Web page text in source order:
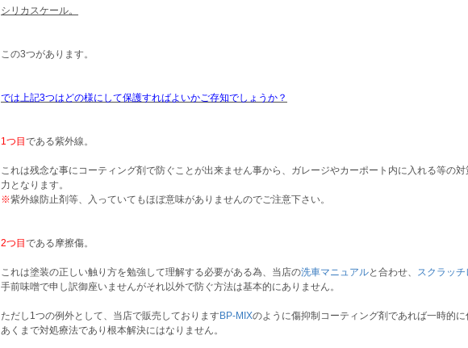
シリカスケール。
この3つがあります。
では上記3つはどの様にして保護すればよいかご存知でしょうか？
1つ目 である紫外線。
これは残念な事にコーティング剤で防ぐことが出来ません事から、ガレージやカーポート内に入れる等の
力となります。
※紫外線防止剤等、入っていてもほぼ意味がありませんのでご注意下さい。
2つ目 である摩擦傷。
これは塗装の正しい触り方を勉強して理解する必要がある為、当店の洗車マニュアルと合わせ、 スクラッ
手前味噌で申し訳御座いませんがそれ以外で防ぐ方法は基本的にありません。
ただし1つの例外として、当店で販売しておりますBP-MIXのように傷抑制コーティング剤であれば一時的
あくまで対処療法であり根本解決にはなりません。